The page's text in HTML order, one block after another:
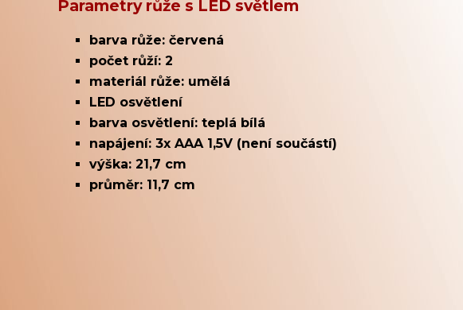
Parametry růže s LED světlem
barva růže: červená
počet růží: 2
materiál růže: umělá
LED osvětlení
barva osvětlení: teplá bílá
napájení: 3x AAA 1,5V (není součástí)
výška: 21,7 cm
průměr: 11,7 cm